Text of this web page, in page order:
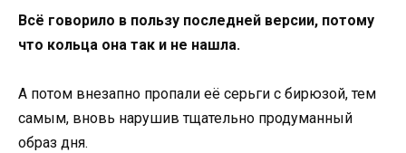
Всё говорило в пользу последней версии, потому
что кольца она так и не нашла.
А потом внезапно пропали её серьги с бирюзой, тем
самым, вновь нарушив тщательно продуманный
образ дня.